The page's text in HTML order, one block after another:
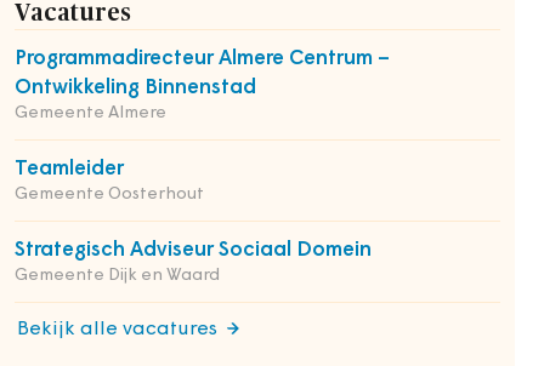
Vacatures
Programmadirecteur Almere Centrum –
Ontwikkeling Binnenstad
Gemeente Almere
Teamleider
Gemeente Oosterhout
Strategisch Adviseur Sociaal Domein
Gemeente Dijk en Waard
Bekijk alle vacatures